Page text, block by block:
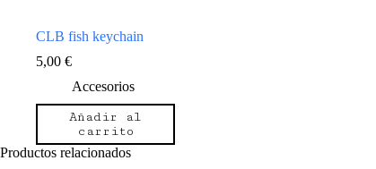
CLB fish keychain
5,00 €
Accesorios
Añadir al
carrito
Productos relacionados